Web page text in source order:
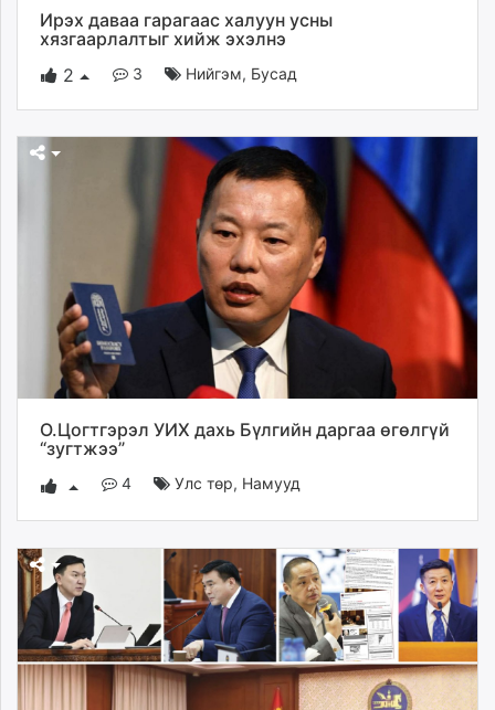
Ирэх даваа гарагаас халуун усны
хязгаарлалтыг хийж эхэлнэ
2
3 Нийгэм, Бусад
О.Цогтгэрэл УИХ дахь Бүлгийн даргаа өгөлгүй
“зугтжээ”
4 Улс төр, Намууд